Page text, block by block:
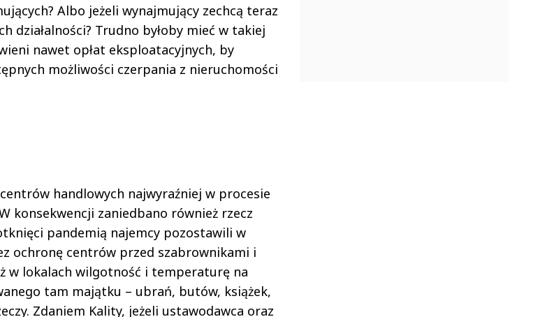
Albo jeżeli wynajmujący zechcą teraz
działalności? Trudno byłoby mieć w takiej
nawet opłat eksploatacyjnych, by
możliwości czerpania z nieruchomości
handlowych najwyraźniej w procesie
konsekwencji zaniedbano również rzecz
pandemią najemcy pozostawili w
ochronę centrów przed szabrownikami i
w lokalach wilgotność i temperaturę na
tam majątku – ubrań, butów, książek,
Zdaniem Kality, jeżeli ustawodawca oraz